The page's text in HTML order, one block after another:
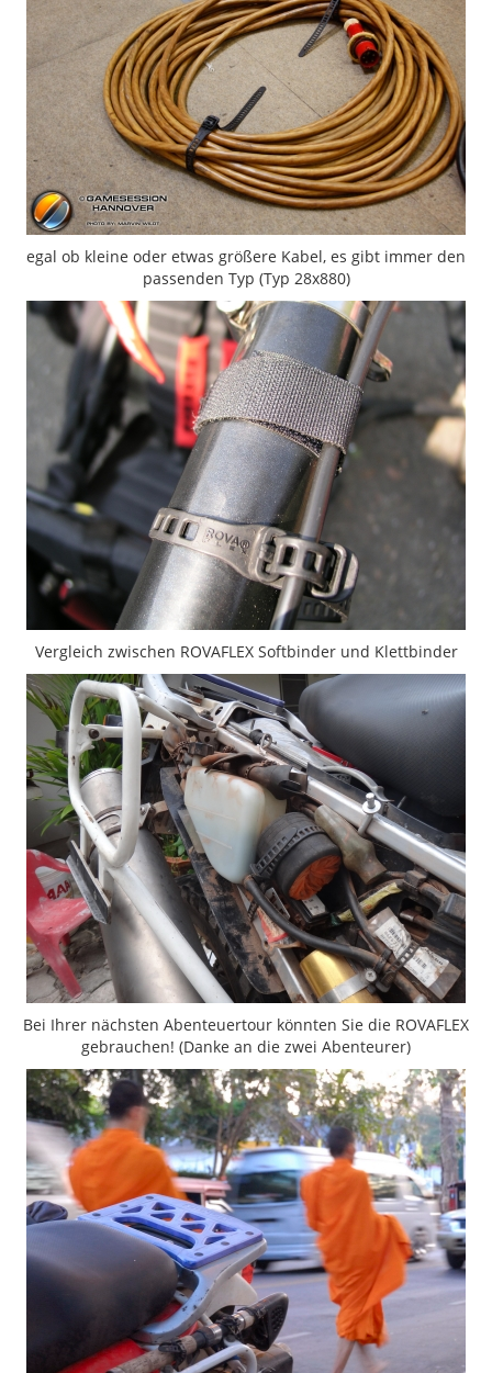
egal ob kleine oder etwas größere Kabel, es gibt immer den
passenden Typ (Typ 28x880)
Vergleich zwischen ROVAFLEX Softbinder und Klettbinder
Bei Ihrer nächsten Abenteuertour könnten Sie die ROVAFLEX
gebrauchen! (Danke an die zwei Abenteurer)